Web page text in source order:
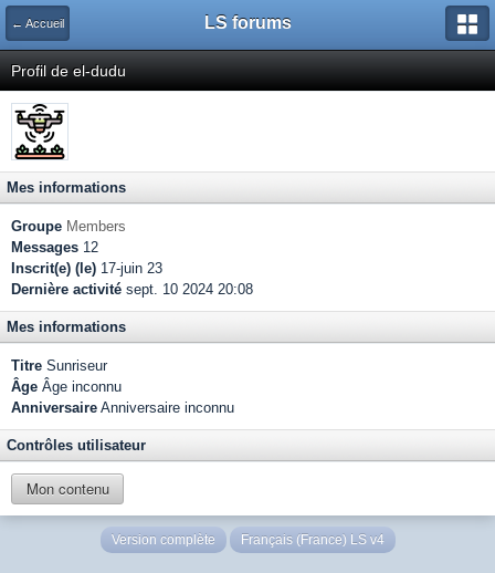
← Accueil LS forums
Profil de el-dudu
Mes informations
Groupe Members
Messages 12
Inscrit(e) (le) 17-juin 23
Dernière activité sept. 10 2024 20:08
Mes informations
Titre Sunriseur
Âge Âge inconnu
Anniversaire Anniversaire inconnu
Contrôles utilisateur
Mon contenu
Version complète Français (France) LS v4